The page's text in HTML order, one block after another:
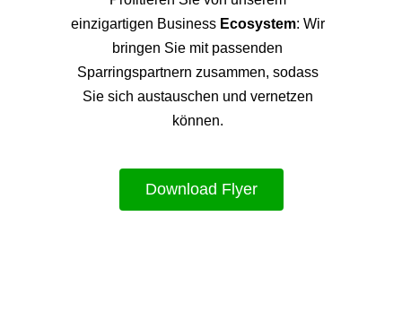
einzigartigen Business Ecosystem: Wir
bringen Sie mit passenden
Sparringspartnern zusammen, sodass
Sie sich austauschen und vernetzen
können.
Download Flyer